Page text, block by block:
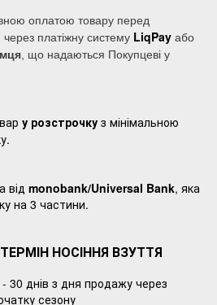
оплатою товару перед
через платіжну систему LiqPay або
, що надаються Покупцеві у
у розстрочку з мінімальною
від monobank/Universal Bank, яка
на 3 частини.
НОСІННЯ ВЗУТТЯ
- 30 днів з дня продажу через
сезону